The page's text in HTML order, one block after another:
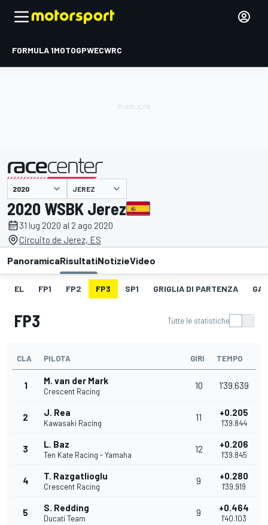
FORMULA 1MOTOGPWECWRC
presentato da JEREZ
2020 WSBK Jerez
31 lug 2020 al 2 ago 2020
Circuito de Jerez, ES
PanoramicaRisultatiNotizieVideo
EL FP1 FP2 FP3 SP1 GRIGLIA DI PARTENZA
FP3 Tutte le statistiche
CLA PILOTA GIRI TEMPO
1 M. van der Mark
Crescent Racing
10 1'39.639
2 J. Rea
Kawasaki Racing
11 +0.205
1'39.844
3 L. Baz
Ten Kate Racing - Yamaha
12 +0.206
1'39.845
4 T. Razgatlioglu
Crescent Racing
9 +0.280
1'39.919
5 S. Redding
Ducati Team
9 +0.464
1'40.103